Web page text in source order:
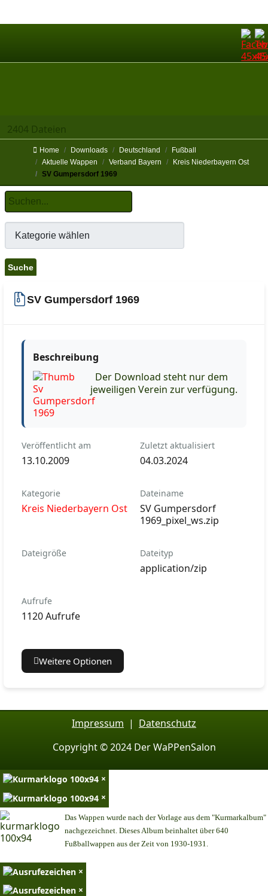
2404 Dateien
Home Downloads Deutschland
Fußball
Aktuelle Wappen
Verband Bayern
Kreis Niederbayern Ost
SV Gumpersdorf 1969
SV Gumpersdorf 1969
Beschreibung
Der Download steht nur dem
jeweiligen Verein zur verfügung.
Veröffentlicht am
13.10.2009
Zuletzt aktualisiert
04.03.2024
Kategorie
Kreis Niederbayern Ost
Dateiname
SV Gumpersdorf
1969_pixel_ws.zip
Dateigröße Dateityp
application/zip
Aufrufe
1120 Aufrufe
Weitere Optionen
Impressum | Datenschutz
Copyright © 2024 Der WaPPenSalon
×
×
Das Wappen wurde nach der Vorlage aus dem "Kurmarkalbum"
nachgezeichnet. Dieses Album beinhaltet über 640
Fußballwappen aus der Zeit von 1930-1931.
×
×